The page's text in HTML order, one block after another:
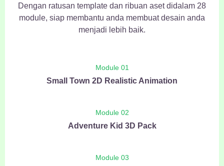
Dengan ratusan template dan ribuan aset didalam 28
module, siap membantu anda membuat desain anda
menjadi lebih baik.
Module 01
Small Town 2D Realistic Animation
Module 02
Adventure Kid 3D Pack
Module 03